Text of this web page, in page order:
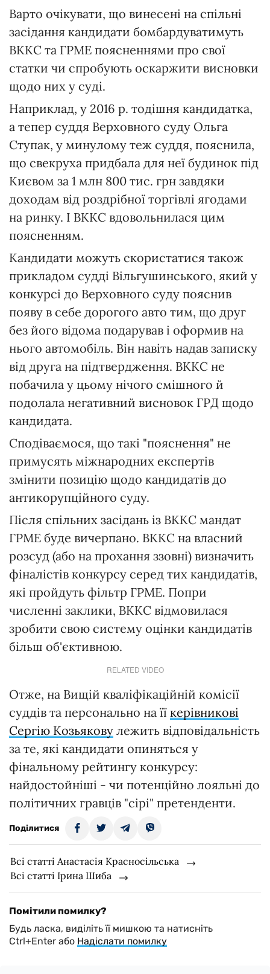
Варто очікувати, що винесені на спільні
засідання кандидати бомбардуватимуть
ВККС та ГРМЕ поясненнями про свої
статки чи спробують оскаржити висновки
щодо них у суді.
Наприклад, у 2016 р. тодішня кандидатка,
а тепер суддя Верховного суду Ольга
Ступак, у минулому теж суддя, пояснила,
що свекруха придбала для неї будинок під
Києвом за 1 млн 800 тис. грн завдяки
доходам від роздрібної торгівлі ягодами
на ринку. І ВККС вдовольнилася цим
поясненням.
Кандидати можуть скористатися також
прикладом судді Вільгушинського, який у
конкурсі до Верховного суду пояснив
появу в себе дорогого авто тим, що друг
без його відома подарував і оформив на
нього автомобіль. Він навіть надав записку
від друга на підтвердження. ВККС не
побачила у цьому нічого смішного й
подолала негативний висновок ГРД щодо
кандидата.
Сподіваємося, що такі "пояснення" не
примусять міжнародних експертів
змінити позицію щодо кандидатів до
антикорупційного суду.
Після спільних засідань із ВККС мандат
ГРМЕ буде вичерпано. ВККС на власний
розсуд (або на прохання ззовні) визначить
фіналістів конкурсу серед тих кандидатів,
які пройдуть фільтр ГРМЕ. Попри
численні заклики, ВККС відмовилася
зробити свою систему оцінки кандидатів
більш об'єктивною.
RELATED VIDEO
Отже, на Вищій кваліфікаційній комісії
суддів та персонально на її керівникові
Сергію Козьякову лежить відповідальність
за те, які кандидати опиняться у
фінальному рейтингу конкурсу:
найдостойніші - чи потенційно лояльні до
політичних гравців "сірі" претенденти.
Поділитися
Всі статті Анастасія Красносільська
Всі статті Ірина Шиба
Помітили помилку?
Будь ласка, виділіть її мишкою та натисніть
Ctrl+Enter або Надіслати помилку